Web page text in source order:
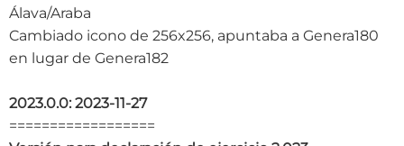
Álava/Araba
Cambiado icono de 256x256, apuntaba a Genera180
en lugar de Genera182
2023.0.0: 2023-11-27
==================